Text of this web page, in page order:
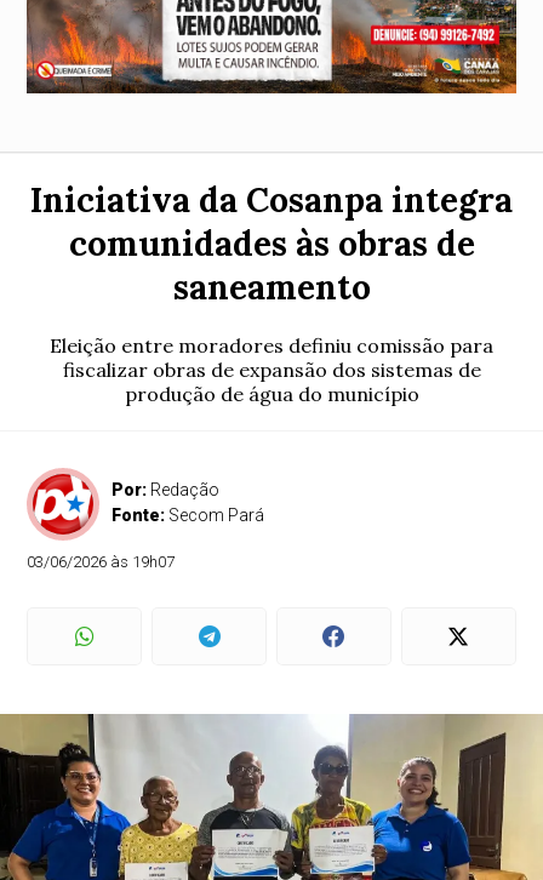
Iniciativa da Cosanpa integra
comunidades às obras de
saneamento
Eleição entre moradores definiu comissão para
fiscalizar obras de expansão dos sistemas de
produção de água do município
Por: Redação
Fonte: Secom Pará
03/06/2026 às 19h07